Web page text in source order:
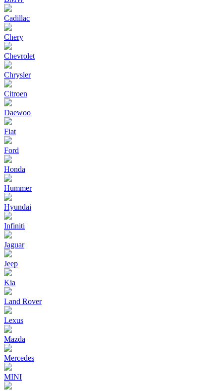
Cadillac
Chery
Chevrolet
Chrysler
Citroen
Daewoo
Fiat
Ford
Honda
Hummer
Hyundai
Infiniti
Jaguar
Jeep
Kia
Land Rover
Lexus
Mazda
Mercedes
MINI